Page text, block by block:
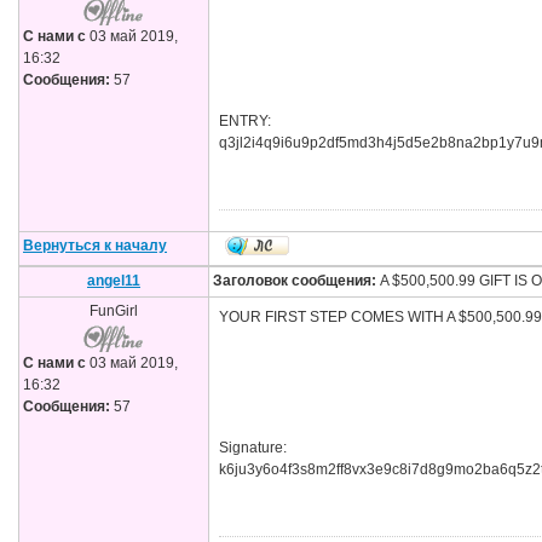
С нами с 03 май 2019,
16:32
Сообщения: 57
ENTRY:
Вернуться к началу
angel11 Заголовок сообщения: A $500,500.99 GIFT IS
FunGirl
С нами с 03 май 2019,
16:32
Сообщения: 57
YOUR FIRST STEP COMES WITH A
Signature: